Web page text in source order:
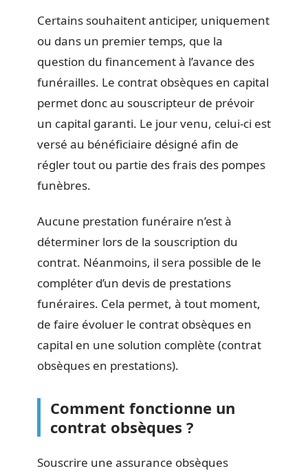
Certains souhaitent anticiper, uniquement
ou dans un premier temps, que la
question du financement à l’avance des
funérailles. Le contrat obsèques en capital
permet donc au souscripteur de prévoir
un capital garanti. Le jour venu, celui-ci est
versé au bénéficiaire désigné afin de
régler tout ou partie des frais des pompes
funèbres.
Aucune prestation funéraire n’est à
déterminer lors de la souscription du
contrat. Néanmoins, il sera possible de le
compléter d’un devis de prestations
funéraires. Cela permet, à tout moment,
de faire évoluer le contrat obsèques en
capital en une solution complète (contrat
obsèques en prestations).
Comment fonctionne un
contrat obsèques ?
Souscrire une assurance obsèques